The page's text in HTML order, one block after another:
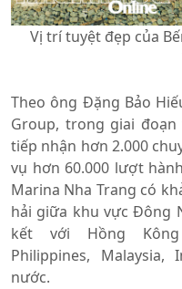
Vị trí tuyệt đẹp của
Theo ông Đặng Bảo
Group, trong giai
tiếp nhận hơn 2.000
vụ hơn 60.000 lượt
Marina Nha Trang có
hải giữa khu vực Đông
kết với Hồng Kông
Philippines,
nước.